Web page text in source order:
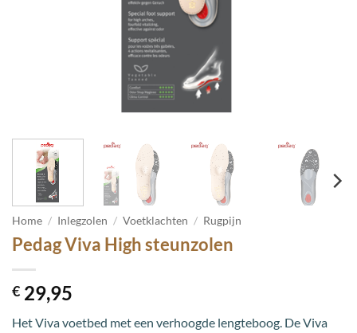
Home / Inlegzolen / Voetklachten / Rugpijn
Pedag Viva High steunzolen
€ 29,95
Het Viva voetbed met een verhoogde lengteboog. De Viva